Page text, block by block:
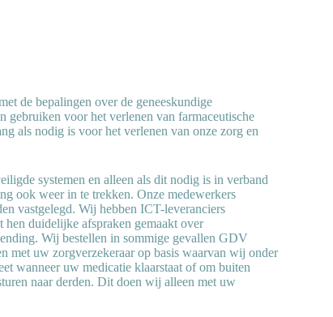
de bepalingen over de geneeskundige
voor het verlenen van farmaceutische
als nodig is voor het verlenen van onze zorg en
systemen en alleen als dit nodig is in verband
ook weer in te trekken. Onze medewerkers
vastgelegd. Wij hebben ICT-leveranciers
hen duidelijke afspraken gemaakt over
Wij bestellen in sommige gevallen GDV
met uw zorgverzekeraar op basis waarvan wij onder
wanneer uw medicatie klaarstaat of om buiten
naar derden. Dit doen wij alleen met uw